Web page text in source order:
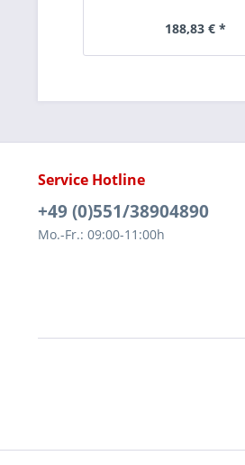
188,83 € *
Service Hotline
+49 (0)551/38904890
Mo.-Fr.: 09:00-11:00h